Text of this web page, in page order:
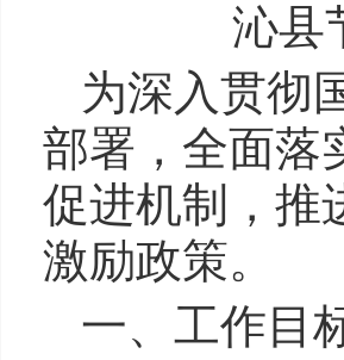
沁县
为深入贯彻
部署，全面落
促进机制，推
激励政策。
一、工作目